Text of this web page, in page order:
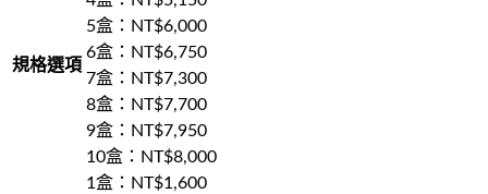
規格選項
5盒 ：NT$6,000
6盒 ：NT$6,750
7盒 ：NT$7,300
8盒 ：NT$7,700
9盒 ：NT$7,950
10盒 ：NT$8,000
1盒 ：NT$1,600